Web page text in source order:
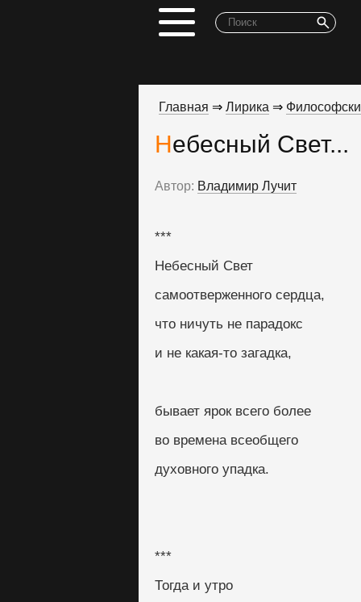
Главная ⇒ Лирика ⇒
Небесный Свет...
Автор: Владимир Лучит
***
Небесный Свет
самоотверженного сердца,
что ничуть не парадокс
и не какая-то загадка,
бывает ярок всего более
во времена всеобщего
духовного упадка.
***
Тогда и утро